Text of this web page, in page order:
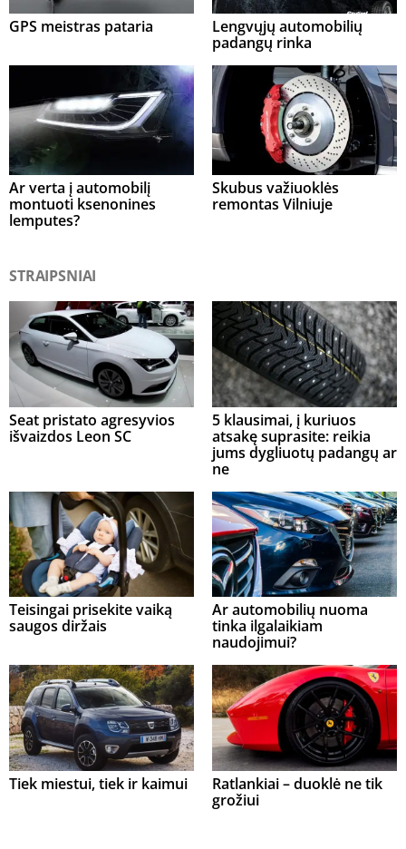
GPS meistras pataria
Lengvųjų automobilių
padangų rinka
Ar verta į automobilį
montuoti ksenonines
lemputes?
Skubus važiuoklės
remontas Vilniuje
STRAIPSNIAI
Seat pristato agresyvios
išvaizdos Leon SC
5 klausimai, į kuriuos
atsakę suprasite: reikia
jums dygliuotų padangų ar
ne
Teisingai prisekite vaiką
saugos diržais
Ar automobilių nuoma
tinka ilgalaikiam
naudojimui?
Tiek miestui, tiek ir kaimui
Ratlankiai – duoklė ne tik
grožiui